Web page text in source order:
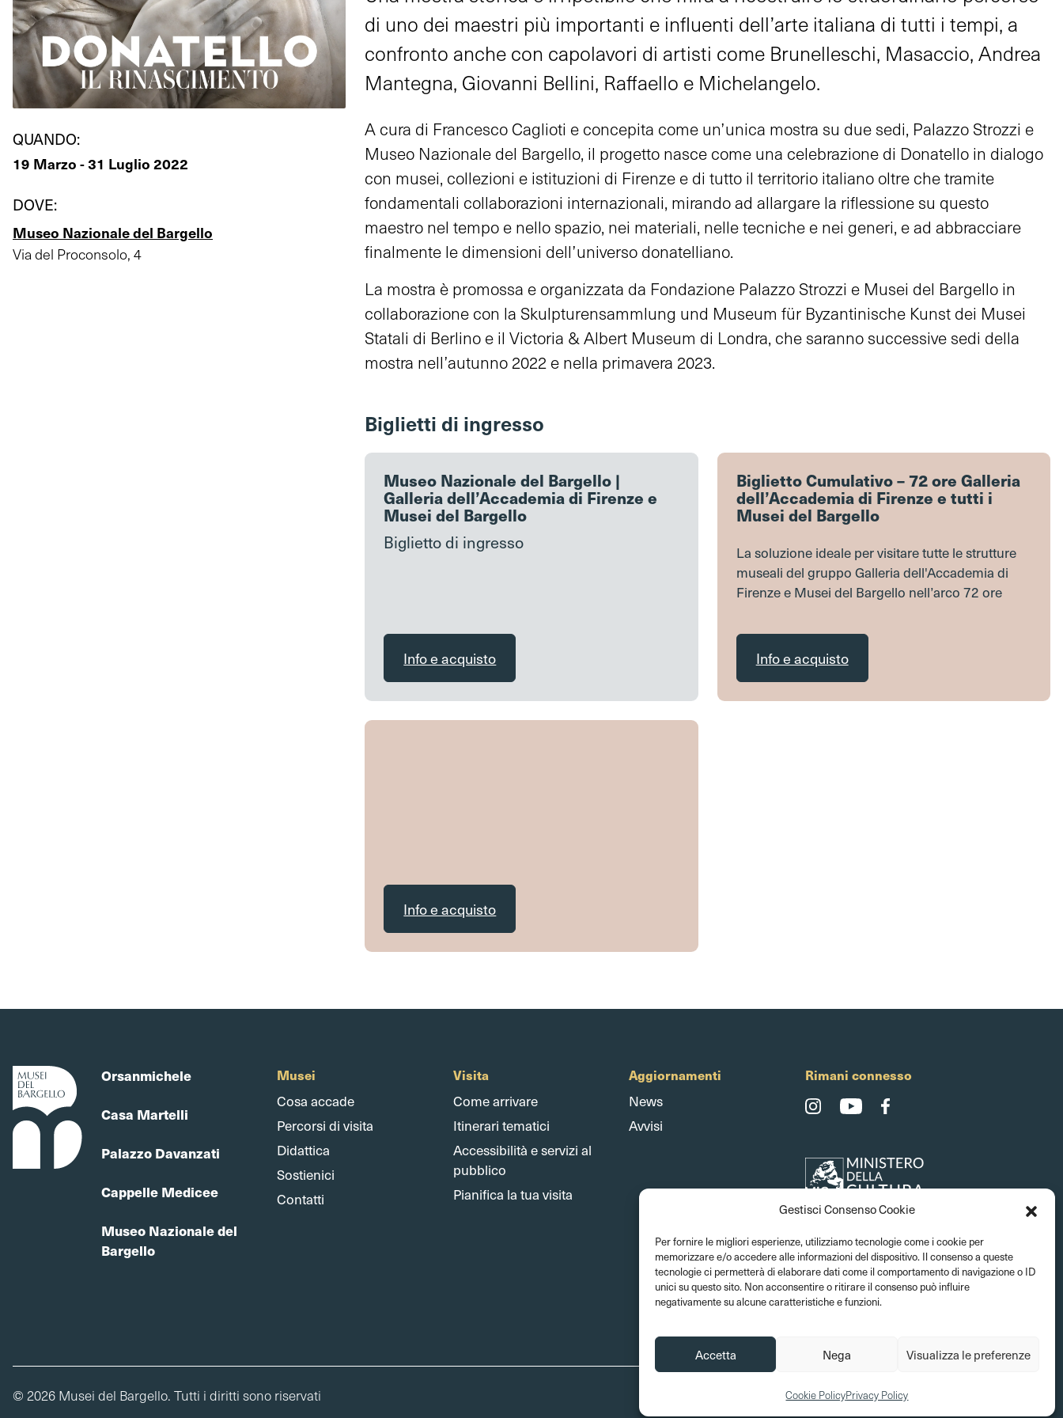
Gestisci Consenso Cookie
Per fornire le migliori esperienze, utilizziamo tecnologie come i cookie per
memorizzare e/o accedere alle informazioni del dispositivo. Il consenso a queste
tecnologie ci permetterà di elaborare dati come il comportamento di navigazione o ID
unici su questo sito. Non acconsentire o ritirare il consenso può influire
negativamente su alcune caratteristiche e funzioni.
Accetta Nega Visualizza le preferenze
Cookie PolicyPrivacy Policy
QUANDO:
19 Marzo - 31 Luglio 2022
DOVE:
Museo Nazionale del Bargello
Via del Proconsolo, 4
di uno dei maestri più importanti e influenti dell’arte italiana di tutti i tempi, a
confronto anche con capolavori di artisti come Brunelleschi, Masaccio, Andrea
Mantegna, Giovanni Bellini, Raffaello e Michelangelo.
A cura di Francesco Caglioti e concepita come un’unica mostra su due sedi, Palazzo Strozzi e
Museo Nazionale del Bargello, il progetto nasce come una celebrazione di Donatello in dialogo
con musei, collezioni e istituzioni di Firenze e di tutto il territorio italiano oltre che tramite
fondamentali collaborazioni internazionali, mirando ad allargare la riflessione su questo
maestro nel tempo e nello spazio, nei materiali, nelle tecniche e nei generi, e ad abbracciare
finalmente le dimensioni dell’universo donatelliano.
La mostra è promossa e organizzata da Fondazione Palazzo Strozzi e Musei del Bargello in
collaborazione con la Skulpturensammlung und Museum für Byzantinische Kunst dei Musei
Statali di Berlino e il Victoria & Albert Museum di Londra, che saranno successive sedi della
mostra nell’autunno 2022 e nella primavera 2023.
Biglietti di ingresso
Museo Nazionale del Bargello |
Galleria dell’Accademia di Firenze e
Musei del Bargello
Biglietto di ingresso
Info e acquisto
Biglietto Cumulativo – 72 ore Galleria
dell’Accademia di Firenze e tutti i
Musei del Bargello
La soluzione ideale per visitare tutte le strutture
museali del gruppo Galleria dell'Accademia di
Firenze e Musei del Bargello nell’arco 72 ore
Info e acquisto
Info e acquisto
Orsanmichele
Casa Martelli
Palazzo Davanzati
Cappelle Medicee
Museo Nazionale del
Bargello
Musei
Cosa accade
Percorsi di visita
Didattica
Sostienici
Contatti
Visita
Come arrivare
Itinerari tematici
Accessibilità e servizi al
pubblico
Pianifica la tua visita
Aggiornamenti
News
Avvisi
Rimani connesso
© 2026 Musei del Bargello. Tutti i diritti sono riservati Amministrazione trasparente Privacy Policy